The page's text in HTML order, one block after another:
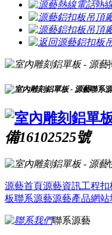
熱
聯系
備16102525號
源藝首頁源藝資訊工程扣
板聯系源藝源藝產品網站
聯系源藝